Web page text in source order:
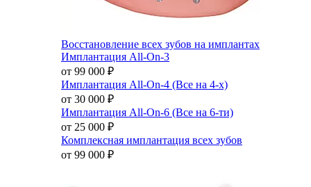
Восстановление всех зубов на имплантах
Имплантация All-On-3
от 99 000 ₽
Имплантация All-On-4 (Все на 4-х)
от 30 000 ₽
Имплантация All-On-6 (Все на 6-ти)
от 25 000 ₽
Комплексная имплантация всех зубов
от 99 000 ₽